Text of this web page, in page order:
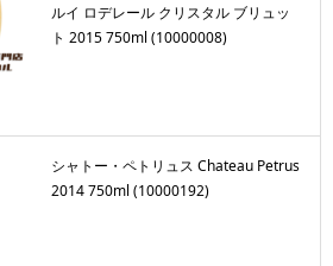
ルイ ロデレール クリスタル ブリュッ
ト 2015 750ml (10000008)
シャトー・ペトリュス Chateau Petrus
2014 750ml (10000192)